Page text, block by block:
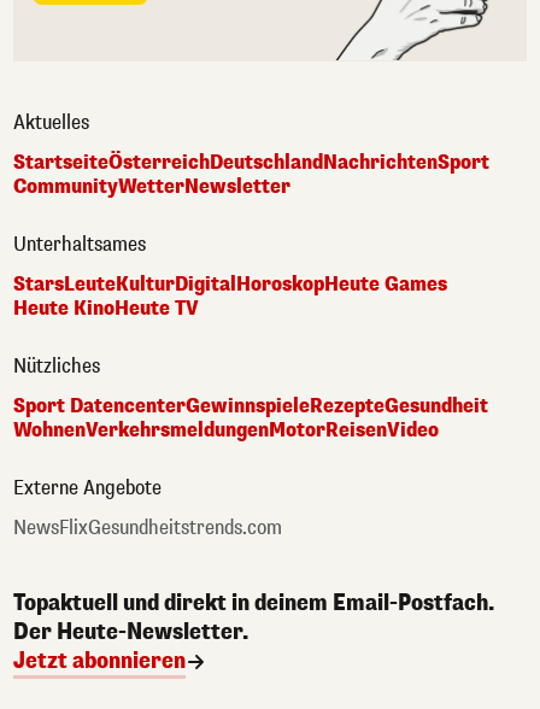
Aktuelles
StartseiteÖsterreichDeutschlandNachrichtenSport
CommunityWetterNewsletter
Unterhaltsames
StarsLeuteKulturDigital HoroskopHeute Games
Heute KinoHeute TV
Nützliches
Sport DatencenterGewinnspieleRezepteGesundheit
WohnenVerkehrsmeldungenMotorReisenVideo
Externe Angebote
NewsFlixGesundheitstrends.com
Topaktuell und direkt in deinem Email-Postfach.
Der Heute-Newsletter.
Jetzt abonnieren